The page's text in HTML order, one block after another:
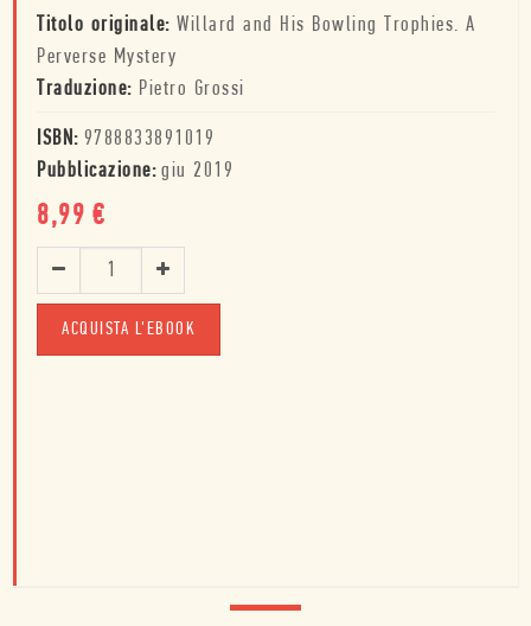
Titolo originale: Willard and His Bowling Trophies. A
Perverse Mystery
Traduzione: Pietro Grossi
ISBN: 9788833891019
Pubblicazione: giu 2019
8,99 €
ACQUISTA L'EBOOK